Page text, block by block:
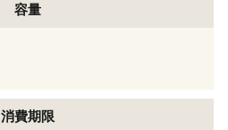
容量
消費期限